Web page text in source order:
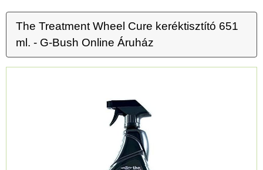
The Treatment Wheel Cure keréktisztító 651
ml. - G-Bush Online Áruház